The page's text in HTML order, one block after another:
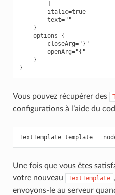
        italic=true
        text=""
    }
    options {
        closeArg="}"
        openArg="{"
    }
Vous pouvez récupérer des
configurations à l’aide du
TextTemplate template =
Une fois que vous êtes
votre nouveau
TextTemplate
envoyons-le au serveur